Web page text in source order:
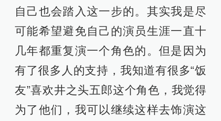
自己也会踏入这一步的。其实我是尽
可能希望避免自己的演员生涯一直十
几年都重复演一个角色的。但是因为
有了很多人的支持，我知道有很多“饭
友”喜欢井之头五郎这个角色，我觉得
为了他们，我可以继续这样去饰演这